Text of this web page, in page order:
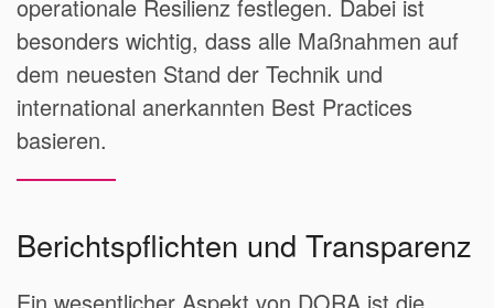
operationale Resilienz festlegen. Dabei ist
besonders wichtig, dass alle Maßnahmen auf
dem neuesten Stand der Technik und
international anerkannten Best Practices
basieren.
Berichtspflichten und Transparenz